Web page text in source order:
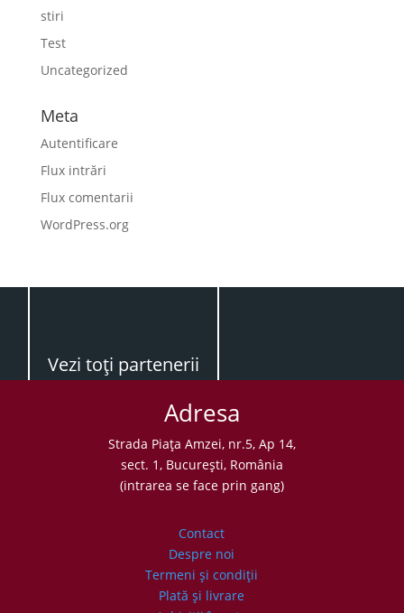
stiri
Test
Uncategorized
Meta
Autentificare
Flux intrări
Flux comentarii
WordPress.org
Vezi toţi partenerii
Adresa
Strada Piaţa Amzei, nr.5, Ap 14,
sect. 1, Bucureşti, România
(intrarea se face prin gang)
Contact
Despre noi
Termeni şi condiţii
Plată şi livrare